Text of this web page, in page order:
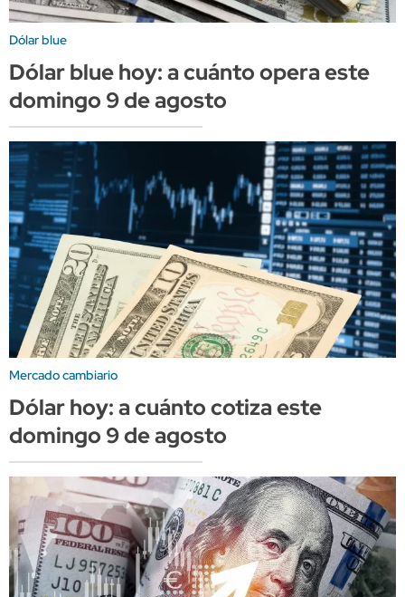
Dólar blue
Dólar blue hoy: a cuánto opera este
domingo 9 de agosto
Mercado cambiario
Dólar hoy: a cuánto cotiza este
domingo 9 de agosto